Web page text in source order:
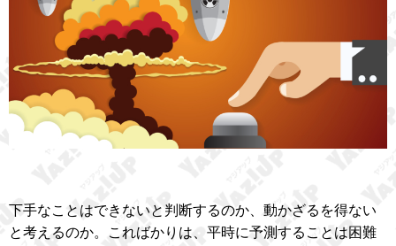
下手なことはできないと判断するのか、動かざるを得ない
と考えるのか。こればかりは、平時に予測することは困難